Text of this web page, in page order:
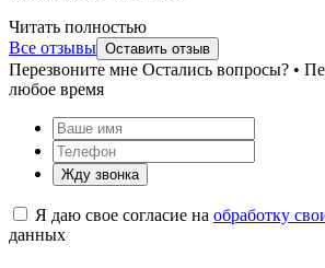
Читать полностью
Все отзывы Оставить отзыв
Перезвоните мне Остались вопросы? •
любое время
Жду звонка
Я даю свое согласие на обработку
данных